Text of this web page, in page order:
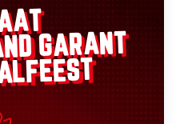
GARANT